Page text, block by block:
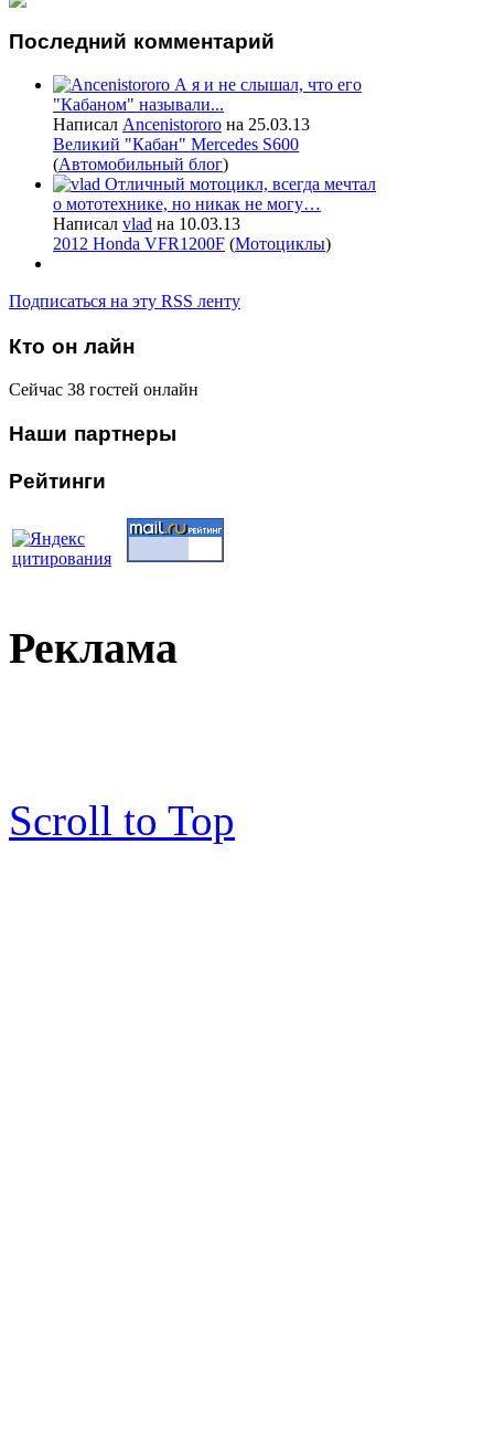
Последний комментарий
А я и не слышал, что его
"Кабаном" называли...
Написал Ancenistororo на 25.03.13
Великий "Кабан" Mercedes S600
(Автомобильный блог)
Отличный мотоцикл, всегда мечтал
о мототехнике, но никак не могу…
Написал vlad на 10.03.13
2012 Honda VFR1200F (Мотоциклы)
Подписаться на эту RSS ленту
Кто он лайн
Сейчас 38 гостей онлайн
Наши партнеры
Рейтинги
Реклама
Scroll to Top